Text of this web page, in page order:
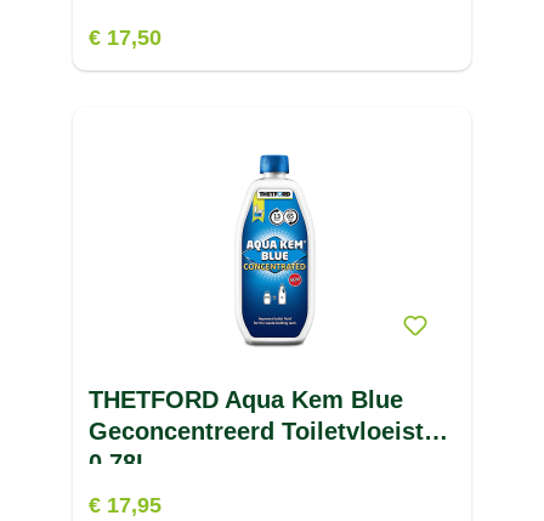
€ 17,50
THETFORD Aqua Kem Blue
Geconcentreerd Toiletvloeistof
0.78L
€ 17,95